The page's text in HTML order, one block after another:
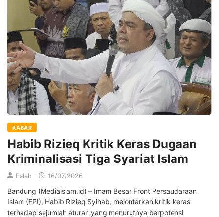
KABAR
Habib Rizieq Kritik Keras Dugaan
Kriminalisasi Tiga Syariat Islam
Falah 16/07/2026
Bandung (Mediaislam.id) – Imam Besar Front Persaudaraan
Islam (FPI), Habib Rizieq Syihab, melontarkan kritik keras
terhadap sejumlah aturan yang menurutnya berpotensi